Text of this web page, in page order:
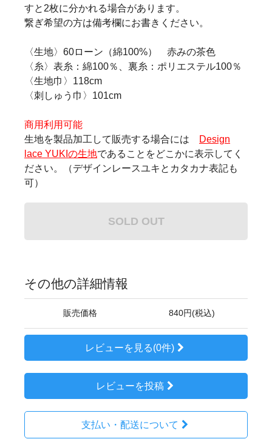
すと2枚に分かれる場合があります。
繋ぎ希望の方は備考欄にお書きください。
〈生地〉60ローン（綿100%） 赤みの茶色
〈糸〉表糸：綿100％、裏糸：ポリエステル100％
〈生地巾〉118cm
〈刺しゅう巾〉101cm
商用利用可能
生地を製品加工して販売する場合には
Design
lace YUKIの生地であることをどこかに表示してく
ださい。（デザインレースユキとカタカナ表記も
可）
SOLD OUT
その他の詳細情報
販売価格 840円(税込)
レビューを見る(0件)
レビューを投稿
支払い・配送について